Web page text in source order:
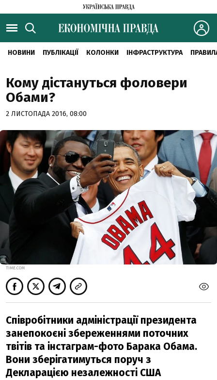
НОВИНИ ПУБЛІКАЦІЇ КОЛОНКИ ІНФРАСТРУКТУРА
Кому дістануться фоловери
Обами?
2 ЛИСТОПАДА 2016, 08:00
TIME.COM
Співробітники адміністрації президента
занепокоєні збереженнями поточних
твітів та інстаграм-фото Барака Обама.
Вони зберігатимуться поруч з
Декларацією незалежності США